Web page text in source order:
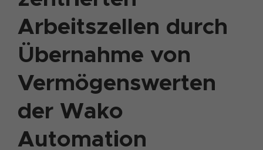
Arbeitszellen durch
Übernahme von
Vermögenswerten
der Wako
Automation